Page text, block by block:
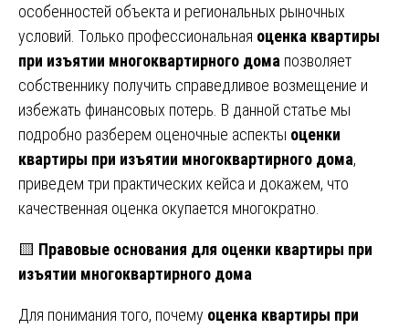
особенностей объекта и региональных рыночных
условий. Только профессиональная оценка квартиры
при изъятии многоквартирного дома позволяет
собственнику получить справедливое возмещение и
избежать финансовых потерь. В данной статье мы
подробно разберем оценочные аспекты оценки
квартиры при изъятии многоквартирного дома,
приведем три практических кейса и докажем, что
качественная оценка окупается многократно.
🟨 Правовые основания для оценки квартиры при
изъятии многоквартирного дома
Для понимания того, почему оценка квартиры при